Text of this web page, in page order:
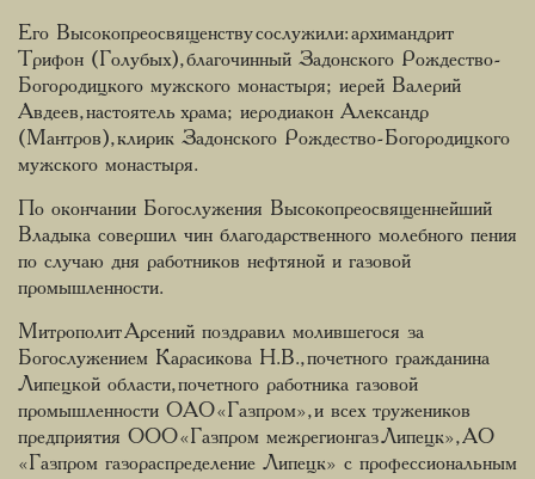
Его Высокопреосвященству сослужили: архимандрит
Трифон (Голубых), благочинный Задонского Рождество-
Богородицкого мужского монастыря; иерей Валерий
Авдеев, настоятель храма; иеродиакон Александр
(Мантров), клирик Задонского Рождество-Богородицкого
мужского монастыря.
По окончании Богослужения Высокопреосвященнейший
Владыка совершил чин благодарственного молебного пения
по случаю дня работников нефтяной и газовой
промышленности.
Митрополит Арсений поздравил молившегося за
Богослужением Карасикова Н.В., почетного гражданина
Липецкой области, почетного работника газовой
промышленности ОАО «Газпром», и всех тружеников
предприятия ООО «Газпром межрегионгаз Липецк», АО
«Газпром газораспределение Липецк» с профессиональным